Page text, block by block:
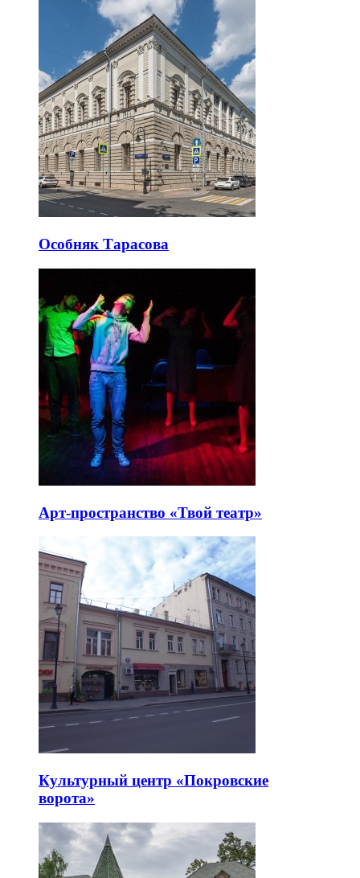
Особняк Тарасова
Арт-пространство «Твой театр»
Культурный центр «Покровские
ворота»